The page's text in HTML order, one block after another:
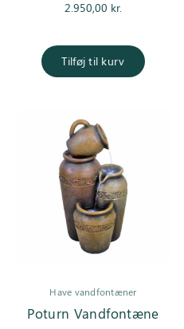
2.950,00 kr.
Tilføj til kurv
Have vandfontæner
Poturn Vandfontæne